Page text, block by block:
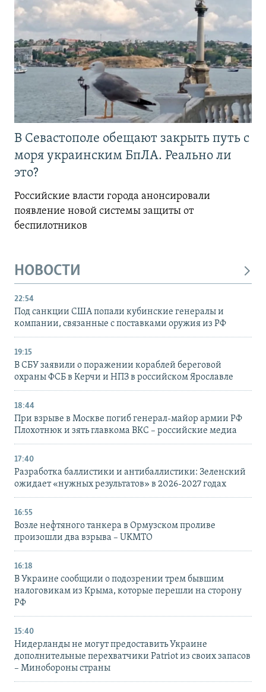
В Севастополе обещают закрыть путь с
моря украинским БпЛА. Реально ли
это?
Российские власти города анонсировали
появление новой системы защиты от
беспилотников
НОВОСТИ
22:54
Под санкции США попали кубинские генералы и
компании, связанные с поставками оружия из РФ
19:15
В СБУ заявили о поражении кораблей береговой
охраны ФСБ в Керчи и НПЗ в российском Ярославле
18:44
При взрыве в Москве погиб генерал-майор армии РФ
Плохотнюк и зять главкома ВКС – российские медиа
17:40
Разработка баллистики и антибаллистики: Зеленский
ожидает «нужных результатов» в 2026-2027 годах
16:55
Возле нефтяного танкера в Ормузском проливе
произошли два взрыва – UKMTO
16:18
В Украине сообщили о подозрении трем бывшим
налоговикам из Крыма, которые перешли на сторону
РФ
15:40
Нидерланды не могут предоставить Украине
дополнительные перехватчики Patriot из своих запасов
– Минобороны страны